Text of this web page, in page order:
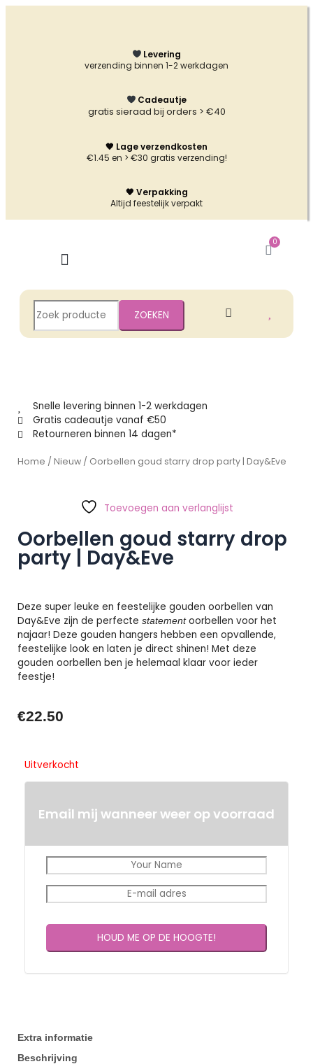
Ga
Levering
verzending binnen 1-2 werkdagen
Cadeautje
gratis sieraad bij orders > €40
🖤 Lage verzendkosten
€1.45 en > €30 gratis verzending!
🖤 Verpakking
Altijd feestelijk verpakt
0
Zoeken
naar:
ZOEKEN
Snelle levering binnen 1-2 werkdagen
Gratis cadeautje vanaf €50
Retourneren binnen 14 dagen*
Home /Nieuw / Oorbellen goud starry drop party | Day&Eve
Toevoegen aan verlanglijst
Oorbellen goud starry drop
party | Day&Eve
Deze super leuke en feestelijke gouden oorbellen van
Day&Eve zijn de perfectestatementoorbellen voor het
najaar! Deze gouden hangers hebben een opvallende,
feestelijke look en laten je direct shinen! Met deze
gouden oorbellen ben je helemaal klaar voor ieder
feestje!
€22.50
Uitverkocht
Email mij wanneer weer op voorraad
Extra informatie
Beschrijving